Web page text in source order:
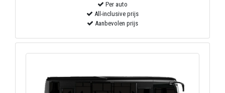
Per auto
All-inclusive prijs
Aanbevolen prijs